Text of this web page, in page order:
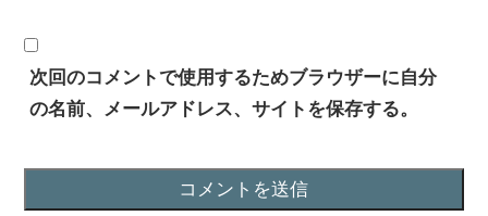
次回のコメントで使用するためブラウザーに自分
の名前、メールアドレス、サイトを保存する。